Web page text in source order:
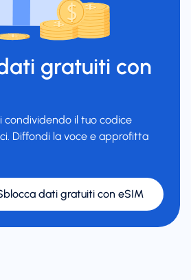
gratuiti con
il tuo codice
Diffondi la voce e approfitta
dati gratuiti con eSIM